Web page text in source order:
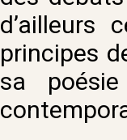
d’ailleurs
principes
sa